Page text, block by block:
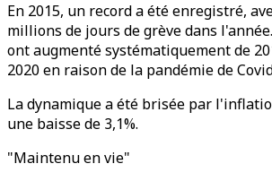
En 2015, un record a été enregistré,
millions de jours de grève dans
ont augmenté systématiquement de
2020 en raison de la pandémie de
La dynamique a été brisée par
une baisse de 3,1%.
"Maintenu en vie"